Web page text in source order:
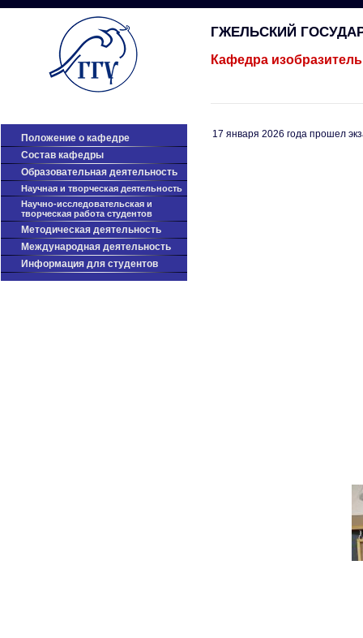
ГЖЕЛЬСКИЙ
Кафедра
Положение о кафедре
Cостав кафедры
Образовательная деятельность
Научная и творческая деятельность
Научно-исследовательская и
творческая работа студентов
Методическая деятельность
Международная деятельность
Информация для студентов
17 января 2026 года прошел